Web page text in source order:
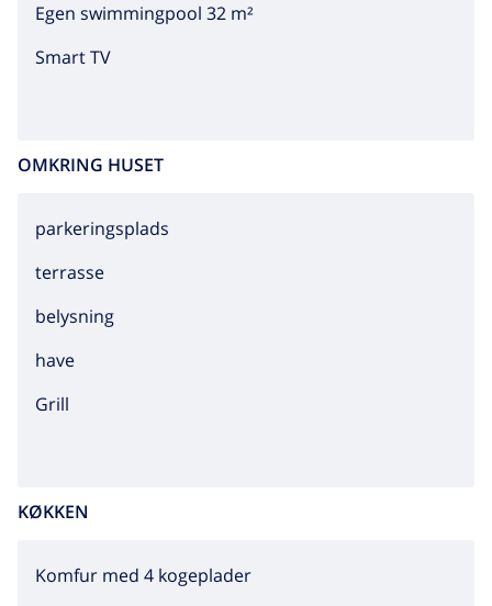
Egen swimmingpool 32 m²
Smart TV
OMKRING HUSET
parkeringsplads
terrasse
belysning
have
grill
KØKKEN
Komfur med 4 kogeplader